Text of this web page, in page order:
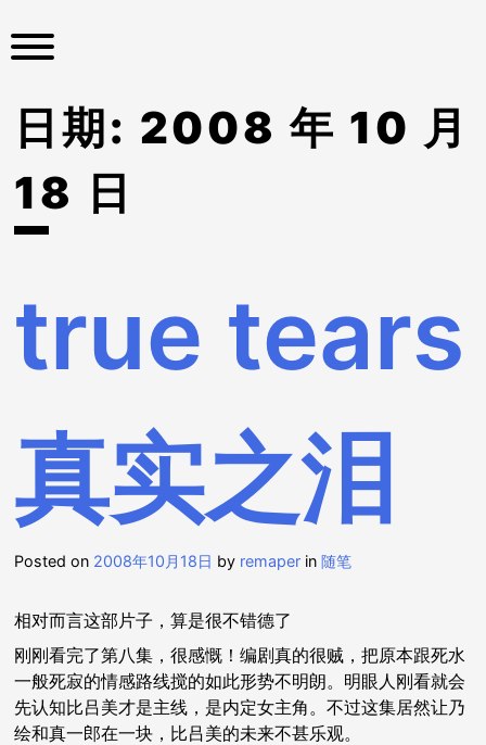
日期: 2008 年 10 月
18 日
true tears
真实之泪
Posted on 2008年10月18日 by remaper in随笔
相对而言这部片子，算是很不错德了
刚刚看完了第八集，很感慨！编剧真的很贼，把原本跟死水
一般死寂的情感路线搅的如此形势不明朗。明眼人刚看就会
先认知比吕美才是主线，是内定女主角。不过这集居然让乃
绘和真一郎在一块，比吕美的未来不甚乐观。